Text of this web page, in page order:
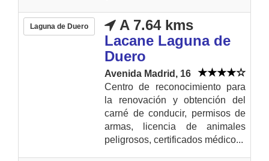
Laguna de Duero
A 7.64 kms
Lacane Laguna de
Duero
Avenida Madrid, 16
Centro de reconocimiento para
la renovación y obtención del
carné de conducir, permisos de
armas, licencia de animales
peligrosos, certificados médico...